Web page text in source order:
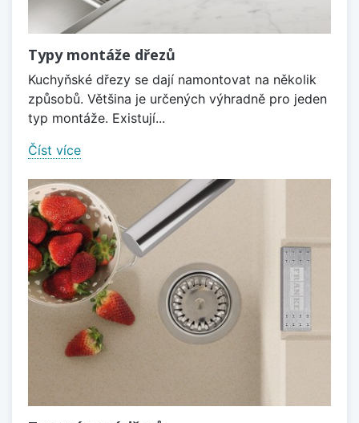
Typy montáže dřezů
Kuchyňské dřezy se dají namontovat na několik
způsobů. Většina je určených výhradně pro jeden
typ montáže. Existují...
Číst více